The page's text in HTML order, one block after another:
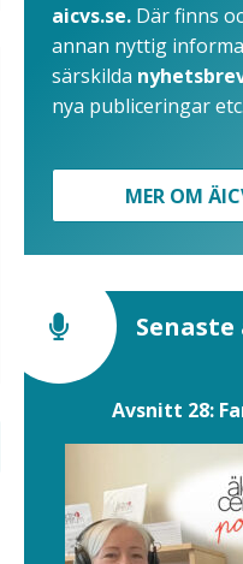
aicvs.se. Där finns
annan nyttig
särskilda
nya publiceringar etc.
MER OM
Avsnitt 28: